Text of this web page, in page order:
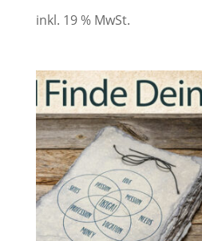
inkl. 19 % MwSt.